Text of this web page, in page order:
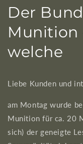
Der
Munition
welche
Liebe Kunden und
am Montag wurde
Munition für ca. 20
sich) der geneigte